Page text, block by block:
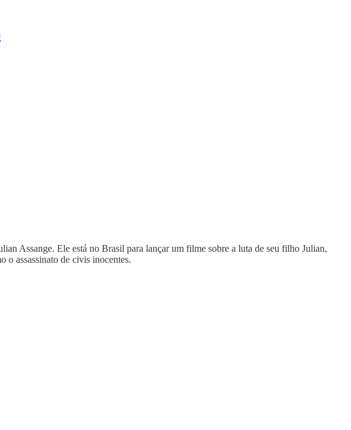
Assange. Ele está no Brasil para lançar um filme sobre a luta de seu filho Julian,
o assassinato de civis inocentes.